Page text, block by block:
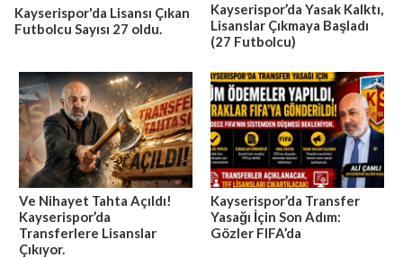
Kayserispor'da Lisansı Çıkan
Futbolcu Sayısı 27 oldu.
Kayserispor’da Yasak Kalktı,
Lisanslar Çıkmaya Başladı
(27 Futbolcu)
Ve Nihayet Tahta Açıldı!
Kayserispor’da
Transferlere Lisanslar
Çıkıyor.
Kayserispor’da Transfer
Yasağı İçin Son Adım:
Gözler FIFA’da